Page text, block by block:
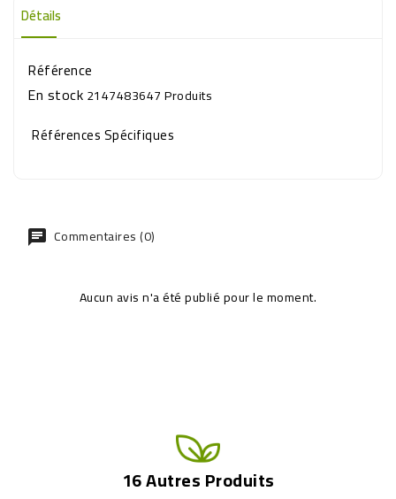
Détails
Référence
En stock2147483647 Produits
Références Spécifiques
Commentaires (0)
Aucun avis n'a été publié pour le moment.
16 Autres Produits